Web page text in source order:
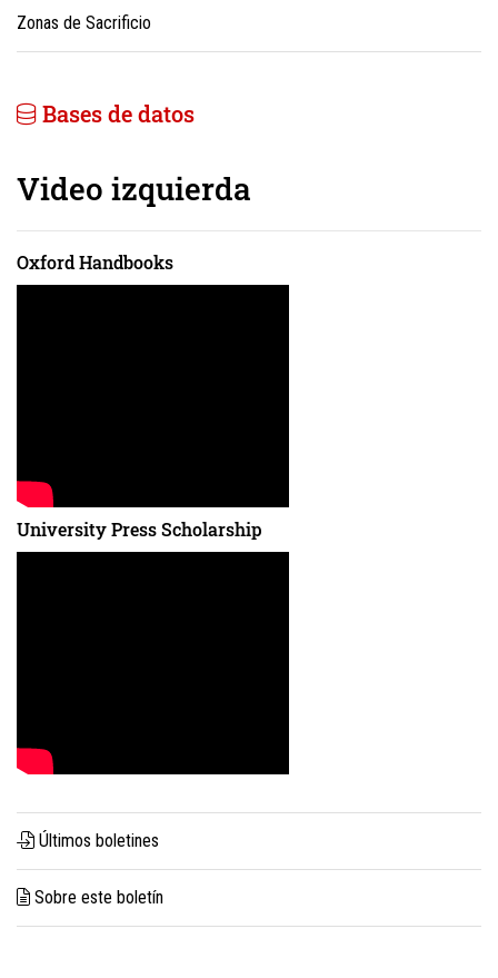
Zonas de Sacrificio
Bases de datos
Video izquierda
Oxford Handbooks
University Press Scholarship
Últimos boletines
Sobre este boletín